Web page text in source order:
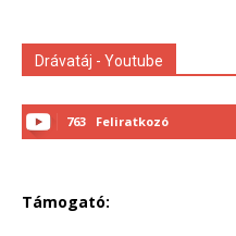
Drávatáj - Youtube
763 Feliratkozó
Támogató: